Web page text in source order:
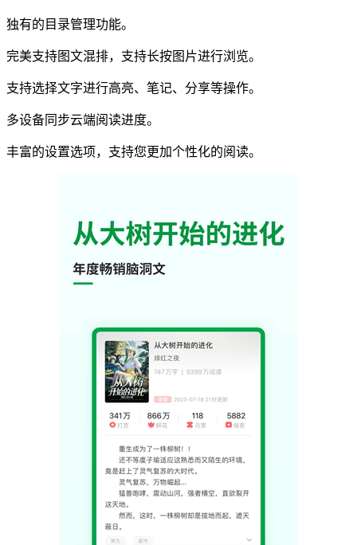
独有的目录管理功能。
完美支持图文混排，支持长按图片进行浏览。
支持选择文字进行高亮、笔记、分享等操作。
多设备同步云端阅读进度。
丰富的设置选项，支持您更加个性化的阅读。